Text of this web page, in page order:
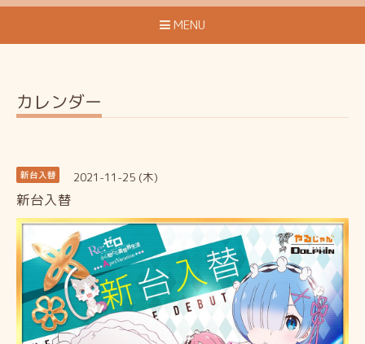
MENU
カレンダー
新台入替 2021-11-25 (木)
新台入替